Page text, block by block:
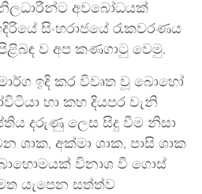
අවබෝධයක්
සිංහරාජයේ රැකවරණය
ව අප කණගාටු වෙමු.
ඉදි කර විවෘත වූ බොහෝ
හා කහ දියපර වැනි
දරුණු ලෙස සිදු වීම නිසා
ශාක, අක්මා ශාක, පාසි ශාක
විනාශ වී ගොස්
යැපෙන සත්ත්ව